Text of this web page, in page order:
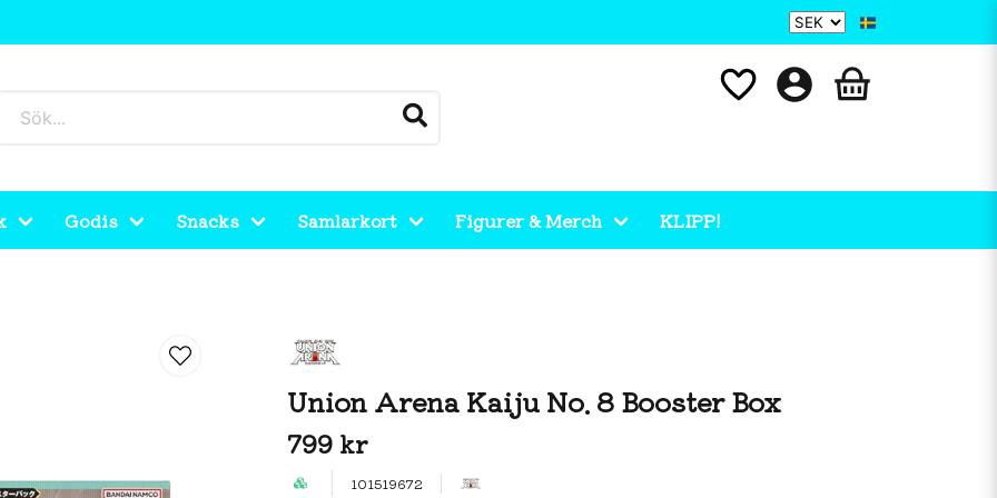
Godis Snacks Samlarkort Figurer & Merch KLIPP!
Union Arena Kaiju No. 8 Booster Box
799 kr
101519672